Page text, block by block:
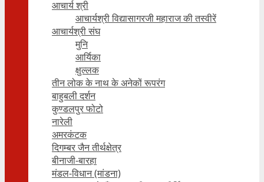
आचार्य श्री
आचार्यश्री विद्यासागरजी महाराज की तस्वीरें
आचार्यश्री संघ
मुनि
आर्यिका
क्षुल्लक
तीन लोक के नाथ के अनेकों रूपरंग
बाहुबली दर्शन
कुण्डलपुर फोटो
नारेली
अमरकंटक
दिगम्बर जैन तीर्थक्षेत्र
बीनाजी-बारहा
मंडल-विधान (मांडना)